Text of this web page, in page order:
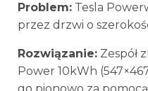
Problem: Tesla
przez drzwi o
Rozwiązanie: Zespół
Power 10kWh